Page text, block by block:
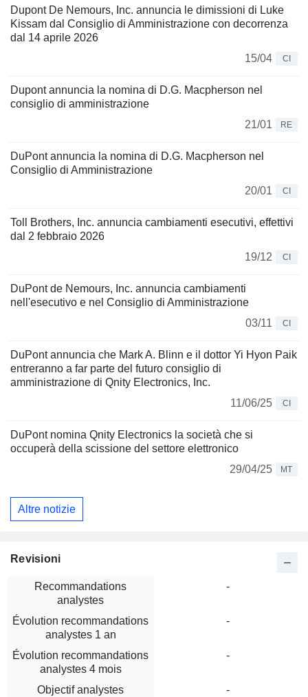
Dupont De Nemours, Inc. annuncia le dimissioni di Luke
Kissam dal Consiglio di Amministrazione con decorrenza
dal 14 aprile 2026
15/04
CI
Dupont annuncia la nomina di D.G. Macpherson nel
consiglio di amministrazione
21/01
RE
DuPont annuncia la nomina di D.G. Macpherson nel
Consiglio di Amministrazione
20/01
CI
Toll Brothers, Inc. annuncia cambiamenti esecutivi, effettivi
dal 2 febbraio 2026
19/12
CI
DuPont de Nemours, Inc. annuncia cambiamenti
nell'esecutivo e nel Consiglio di Amministrazione
03/11
CI
DuPont annuncia che Mark A. Blinn e il dottor Yi Hyon Paik
entreranno a far parte del futuro consiglio di
amministrazione di Qnity Electronics, Inc.
11/06/25
CI
DuPont nomina Qnity Electronics la società che si
occuperà della scissione del settore elettronico
29/04/25
MT
Altre notizie
Revisioni
Recommandations
analystes
-
Évolution recommandations
analystes 1 an
-
Évolution recommandations
analystes 4 mois
-
Objectif analystes
-